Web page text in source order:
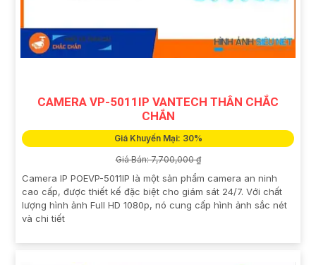
CAMERA VP-5011IP VANTECH THÂN CHẮC
CHẮN
Giá Khuyến Mại: 30%
Giá Bán: 7,700,000 ₫
Camera IP POEVP-5011IP là một sản phẩm camera an ninh
cao cấp, được thiết kế đặc biệt cho giám sát 24/7. Với chất
lượng hình ảnh Full HD 1080p, nó cung cấp hình ảnh sắc nét
và chi tiết